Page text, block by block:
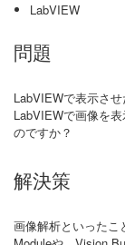
LabVIEW
問題
LabVIEWで表示さ
LabVIEWで画像を
のですか？
解決策
画像解析といったこ